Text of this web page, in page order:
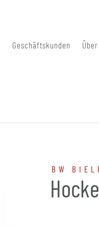
Geschäftskunden
BW